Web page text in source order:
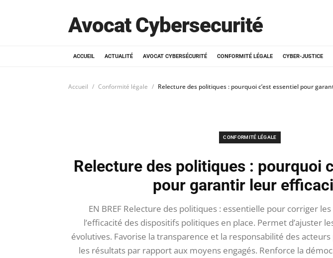
Avocat Cybersecurité
ACCUEIL ACTUALITÉ AVOCAT CYBERSÉCURITÉ CONFORMITÉ LÉGALE CYBER-JUSTICE
Accueil Conformité légale Relecture des politiques : pourquoi c’est essentiel pour
CONFORMITÉ LÉGALE
Relecture des politiques : pourquoi
pour garantir leur
EN BREF Relecture des politiques : essentielle pour corriger
l’efficacité des dispositifs politiques en place. Permet d’ajuster
évolutives. Favorise la transparence et la responsabilité des
les résultats par rapport aux moyens engagés. Renforce la